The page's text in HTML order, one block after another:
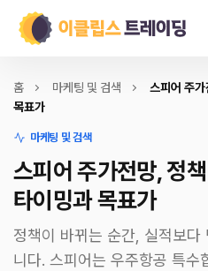
홈 마케팅 및 검색
스피어 주
목표가
마케팅 및 검색
스피어 주가전망, 정
타이밍과 목표가
정책이 바뀌는 순간, 실적보
니다. 스피어는 우주항공 특수